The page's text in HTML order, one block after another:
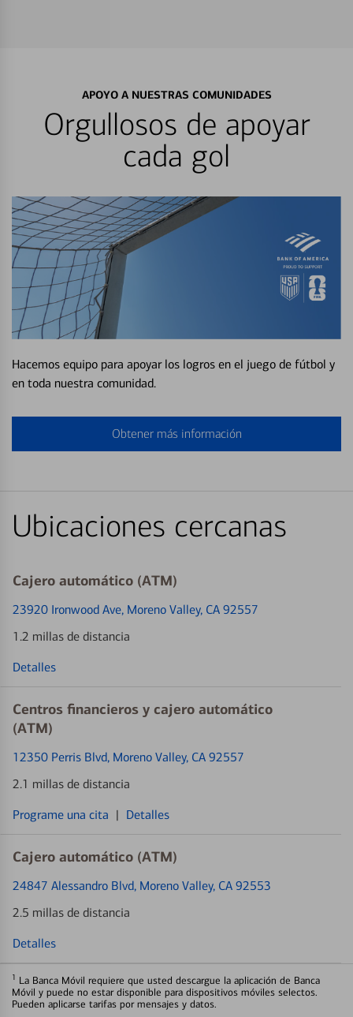
APOYO A NUESTRAS COMUNIDADES
Orgullosos de apoyar
cada gol
Hacemos equipo para apoyar los logros en el juego de fútbol y
en toda nuestra comunidad.
Obtener más información
Ubicaciones cercanas
Cajero automático (ATM)
23920 Ironwood Ave, Moreno Valley, CA 92557
1.2 millas de distancia
Detalles
Centros financieros y cajero automático
(ATM)
12350 Perris Blvd, Moreno Valley, CA 92557
2.1 millas de distancia
Programe una cita | Detalles
Cajero automático (ATM)
24847 Alessandro Blvd, Moreno Valley, CA 92553
2.5 millas de distancia
Detalles
1 La Banca Móvil requiere que usted descargue la aplicación de Banca
Móvil y puede no estar disponible para dispositivos móviles selectos.
Pueden aplicarse tarifas por mensajes y datos.